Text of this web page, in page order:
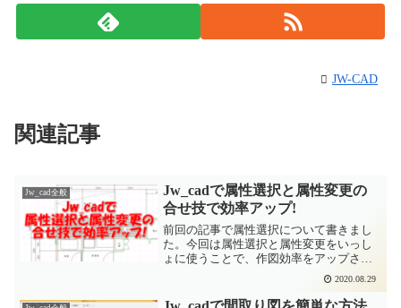
JW-CAD
関連記事
Jw_cad全般
Jw_cadで属性選択と属性変更の
合せ技で効率アップ!
前回の記事で属性選択について書きまし
た。今回は属性選択と属性変更をいっし
ょに使うことで、作図効率をアップさせ
る方法について書いてみます。別レイヤ
に書いてしまった壁芯を正しいレイヤに
変更する気がつくと違うレイヤに書いて
2020.08.29